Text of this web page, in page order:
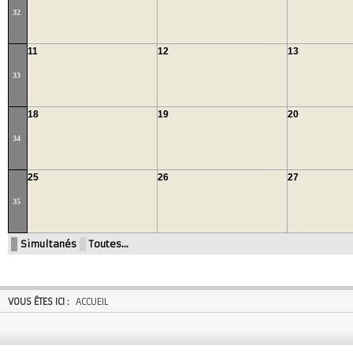
32
33
11 12 13
34
18 19 20
35
25 26 27
Simultanés Toutes…
VOUS ÊTES ICI : ACCUEIL